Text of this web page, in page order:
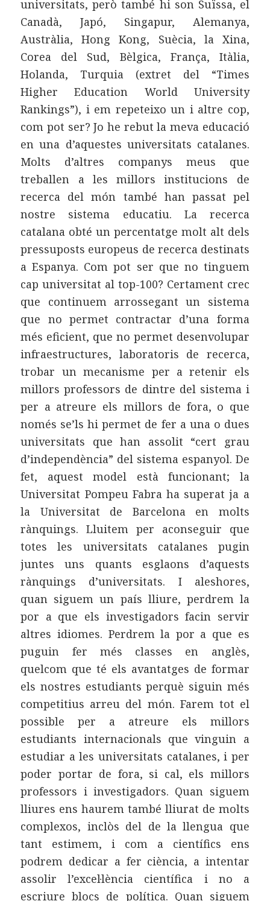
universitats, però també hi son Suïssa, el
Canadà, Japó, Singapur, Alemanya,
Austràlia, Hong Kong, Suècia, la Xina,
Corea del Sud, Bèlgica, França, Itàlia,
Holanda, Turquia (extret del “Times
Higher Education World University
Rankings”), i em repeteixo un i altre cop,
com pot ser? Jo he rebut la meva educació
en una d’aquestes universitats catalanes.
Molts d’altres companys meus que
treballen a les millors institucions de
recerca del món també han passat pel
nostre sistema educatiu. La recerca
catalana obté un percentatge molt alt dels
pressuposts europeus de recerca destinats
a Espanya. Com pot ser que no tinguem
cap universitat al top-100? Certament crec
que continuem arrossegant un sistema
que no permet contractar d’una forma
més eficient, que no permet desenvolupar
infraestructures, laboratoris de recerca,
trobar un mecanisme per a retenir els
millors professors de dintre del sistema i
per a atreure els millors de fora, o que
només se’ls hi permet de fer a una o dues
universitats que han assolit “cert grau
d’independència” del sistema espanyol. De
fet, aquest model està funcionant; la
Universitat Pompeu Fabra ha superat ja a
la Universitat de Barcelona en molts
rànquings. Lluitem per aconseguir que
totes les universitats catalanes pugin
juntes uns quants esglaons d’aquests
rànquings d’universitats. I aleshores,
quan siguem un país lliure, perdrem la
por a que els investigadors facin servir
altres idiomes. Perdrem la por a que es
puguin fer més classes en anglès,
quelcom que té els avantatges de formar
els nostres estudiants perquè siguin més
competitius arreu del món. Farem tot el
possible per a atreure els millors
estudiants internacionals que vinguin a
estudiar a les universitats catalanes, i per
poder portar de fora, si cal, els millors
professors i investigadors. Quan siguem
lliures ens haurem també lliurat de molts
complexos, inclòs del de la llengua que
tant estimem, i com a científics ens
podrem dedicar a fer ciència, a intentar
assolir l’excel·lència científica i no a
escriure blocs de política. Quan siguem